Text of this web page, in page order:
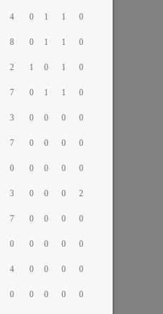
4 0 1 1 0
8 0 1 1 0
2 1 0 1 0
7 0 1 1 0
3 0 0 0 0
7 0 0 0 0
0 0 0 0 0
3 0 0 0 2
7 0 0 0 0
0 0 0 0 0
4 0 0 0 0
0 0 0 0 0